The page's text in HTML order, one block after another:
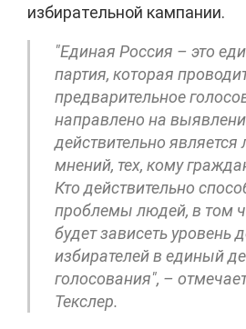
избирательной кампании.
"Единая Россия – это
партия, которая
предварительное
направлено на
действительно
мнений, тех, кому
Кто действительно
проблемы людей, в том
будет зависеть уровень
избирателей в единый
голосования", –
Текслер.